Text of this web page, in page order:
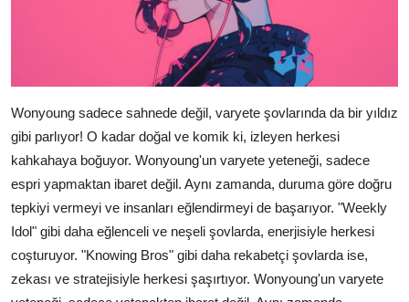
Wonyoung sadece sahnede değil, varyete şovlarında da bir yıldız
gibi parlıyor! O kadar doğal ve komik ki, izleyen herkesi
kahkahaya boğuyor. Wonyoung'un varyete yeteneği, sadece
espri yapmaktan ibaret değil. Aynı zamanda, duruma göre doğru
tepkiyi vermeyi ve insanları eğlendirmeyi de başarıyor. "Weekly
Idol" gibi daha eğlenceli ve neşeli şovlarda, enerjisiyle herkesi
coşturuyor. "Knowing Bros" gibi daha rekabetçi şovlarda ise,
zekası ve stratejisiyle herkesi şaşırtıyor. Wonyoung'un varyete